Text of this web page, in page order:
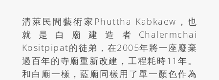
清萊民間藝術家 Phuttha Kabkaew ，也
就是白廟建造者 Chalermchai
Kositpipat的徒弟，在2005年將一座廢棄
過百年的寺廟重新改建，工程耗時11 年。
和白廟一樣，藍廟同樣用了單一顏色作為